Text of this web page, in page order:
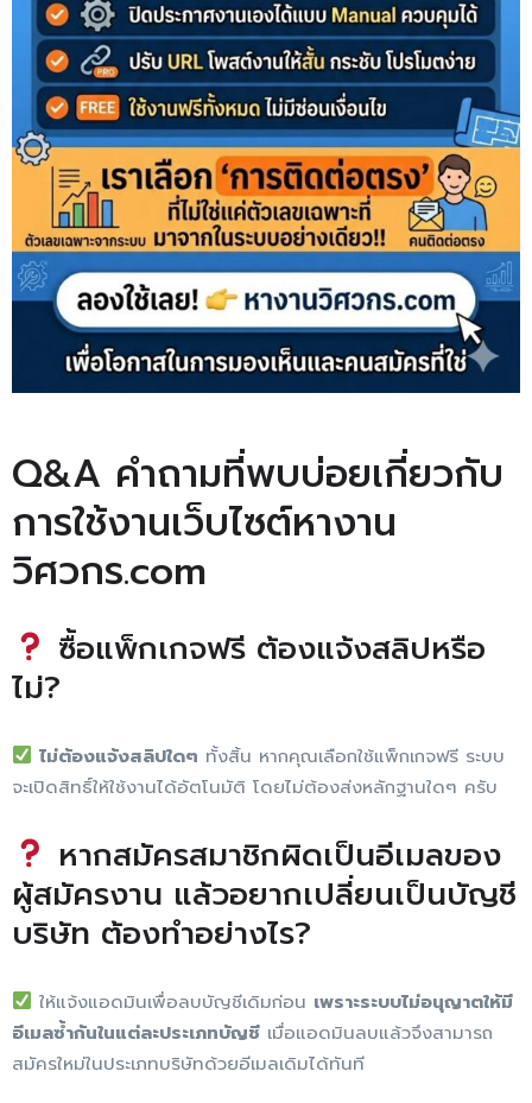
Q&A คำถามที่พบบ่อยเกี่ยวกับ
การใช้งานเว็บไซต์หางาน
วิศวกร.com
ซื้อแพ็กเกจฟรี ต้องแจ้งสลิปหรือ
ไม่?
ไม่ต้องแจ้งสลิปใดๆ ทั้งสิ้น หากคุณเลือกใช้แพ็กเกจฟรี ระบบ
จะเปิดสิทธิ์ให้ใช้งานได้อัตโนมัติ โดยไม่ต้องส่งหลักฐานใดๆ ครับ
หากสมัครสมาชิกผิดเป็นอีเมลของ
ผู้สมัครงาน แล้วอยากเปลี่ยนเป็นบัญชี
บริษัท ต้องทำอย่างไร?
ให้แจ้งแอดมินเพื่อลบบัญชีเดิมก่อน เพราะระบบไม่อนุญาตให้มี
อีเมลซ้ำกันในแต่ละประเภทบัญชี เมื่อแอดมินลบแล้วจึงสามารถ
สมัครใหม่ในประเภทบริษัทด้วยอีเมลเดิมได้ทันที